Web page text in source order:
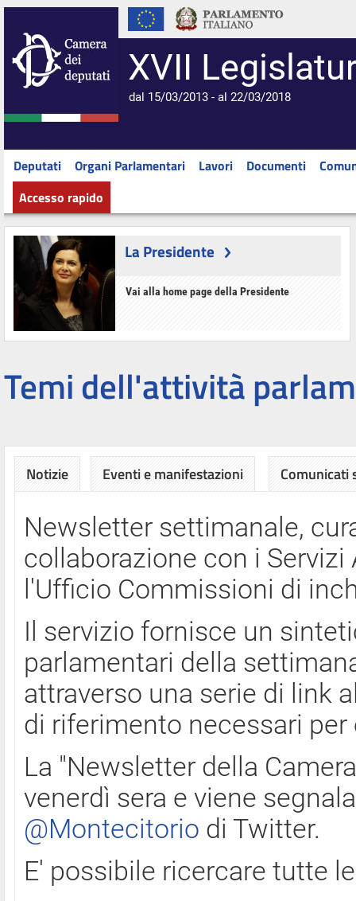
XVII
dal 15/03/2013 - al 22/03/2018
Deputati Organi Parlamentari Lavori Documenti
Accesso rapido
La Presidente
Vai alla home page della Presidente
Temi dell'attività
Notizie Eventi e manifestazioni Comunicati
Newsletter settimanale,
collaborazione con i
l'Ufficio Commissioni di
Il servizio fornisce un
parlamentari della
attraverso una serie di link
di riferimento necessari
La "Newsletter della
venerdì sera e viene
@Montecitorio di Twitter.
E' possibile ricercare tutte